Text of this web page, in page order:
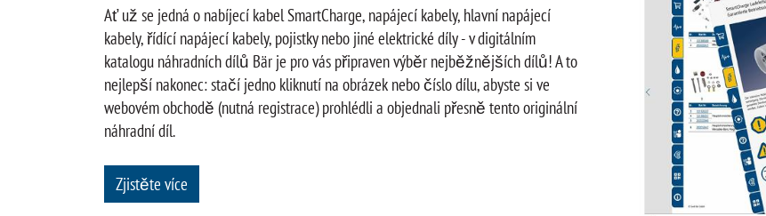
Ať už se jedná o nabíjecí kabel SmartCharge, napájecí kabely, hlavní napájecí
kabely, řídící napájecí kabely, pojistky nebo jiné elektrické díly - v digitálním
katalogu náhradních dílů Bär je pro vás připraven výběr nejběžnějších dílů! A to
nejlepší nakonec: stačí jedno kliknutí na obrázek nebo číslo dílu, abyste si ve
webovém obchodě (nutná registrace) prohlédli a objednali přesně tento originální
náhradní díl.
Zjistěte více